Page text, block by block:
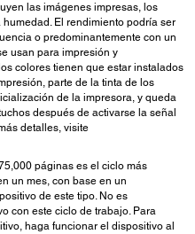
las imágenes impresas, los
El rendimiento podría ser
o predominantemente con un
usan para impresión y
colores tienen que estar instalados
parte de la tinta de los
de la impresora, y queda
después de activarse la señal
detalles, visite
páginas es el ciclo más
un mes, con base en un
de este tipo. No es
con este ciclo de trabajo. Para
haga funcionar el dispositivo al